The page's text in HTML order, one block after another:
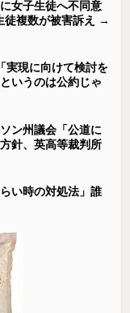
女子生徒へ不同意
複数が被害訴え →
実現に向けて検討を
いうのは公約じゃ
ン州議会「公道に
針、英高等裁判所
い時の対処法」誰